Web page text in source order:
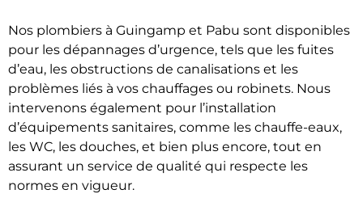
Nos plombiers à Guingamp et Pabu sont disponibles
pour les dépannages d’urgence, tels que les fuites
d’eau, les obstructions de canalisations et les
problèmes liés à vos chauffages ou robinets. Nous
intervenons également pour l’installation
d’équipements sanitaires, comme les chauffe-eaux,
les WC, les douches, et bien plus encore, tout en
assurant un service de qualité qui respecte les
normes en vigueur.